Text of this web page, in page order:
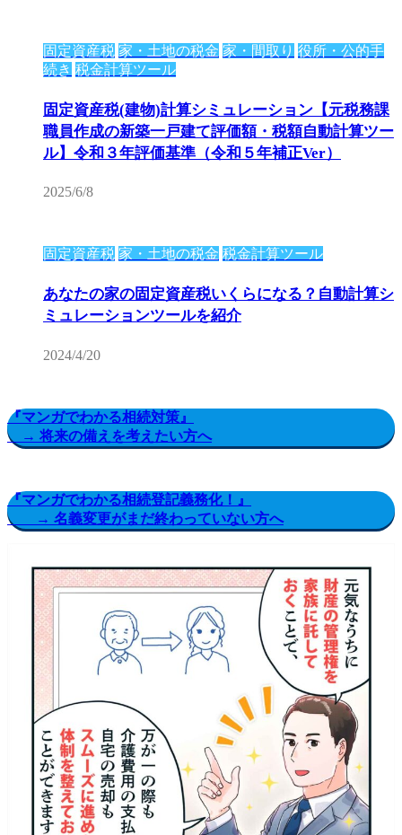
固定資産税 家・土地の税金 家・間取り 役所・公的手
続き 税金計算ツール
固定資産税(建物)計算シミュレーション【元税務課
職員作成の新築一戸建て評価額・税額自動計算ツー
ル】令和３年評価基準（令和５年補正Ver）
2025/6/8
固定資産税 家・土地の税金 税金計算ツール
あなたの家の固定資産税いくらになる？自動計算シ
ミュレーションツールを紹介
2024/4/20
『マンガでわかる相続対策』
→ 将来の備えを考えたい方へ
『マンガでわかる相続登記義務化！』
→ 名義変更がまだ終わっていない方へ